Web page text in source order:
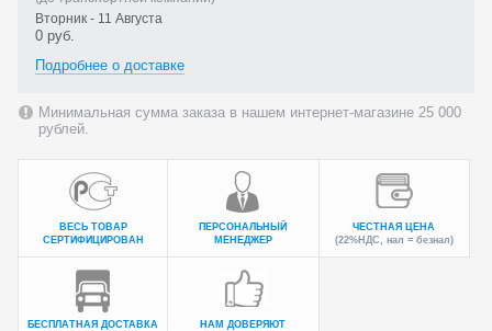
Вторник - 11 Августа
0 руб.
Подробнее о доставке
Минимальная сумма заказа в нашем интернет-магазине 25 000
рублей.
ВЕСЬ ТОВАР
СЕРТИФИЦИРОВАН
ПЕРСОНАЛЬНЫЙ
МЕНЕДЖЕР
ЧЕСТНАЯ ЦЕНА
(22%НДС, нал = безнал)
БЕСПЛАТНАЯ ДОСТАВКА
НАМ ДОВЕРЯЮТ